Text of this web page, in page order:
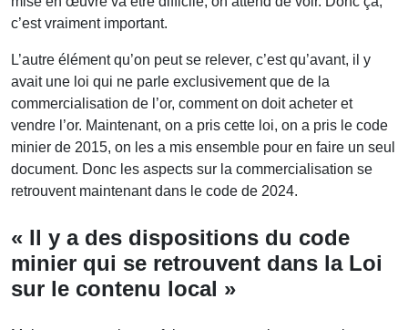
c’est vraiment important.
L’autre élément qu’on peut se relever, c’est qu’avant, il y
avait une loi qui ne parle exclusivement que de la
commercialisation de l’or, comment on doit acheter et
vendre l’or. Maintenant, on a pris cette loi, on a pris le code
minier de 2015, on les a mis ensemble pour en faire un seul
document. Donc les aspects sur la commercialisation se
retrouvent maintenant dans le code de 2024.
« Il y a des dispositions du code
minier qui se retrouvent dans la Loi
sur le contenu local »